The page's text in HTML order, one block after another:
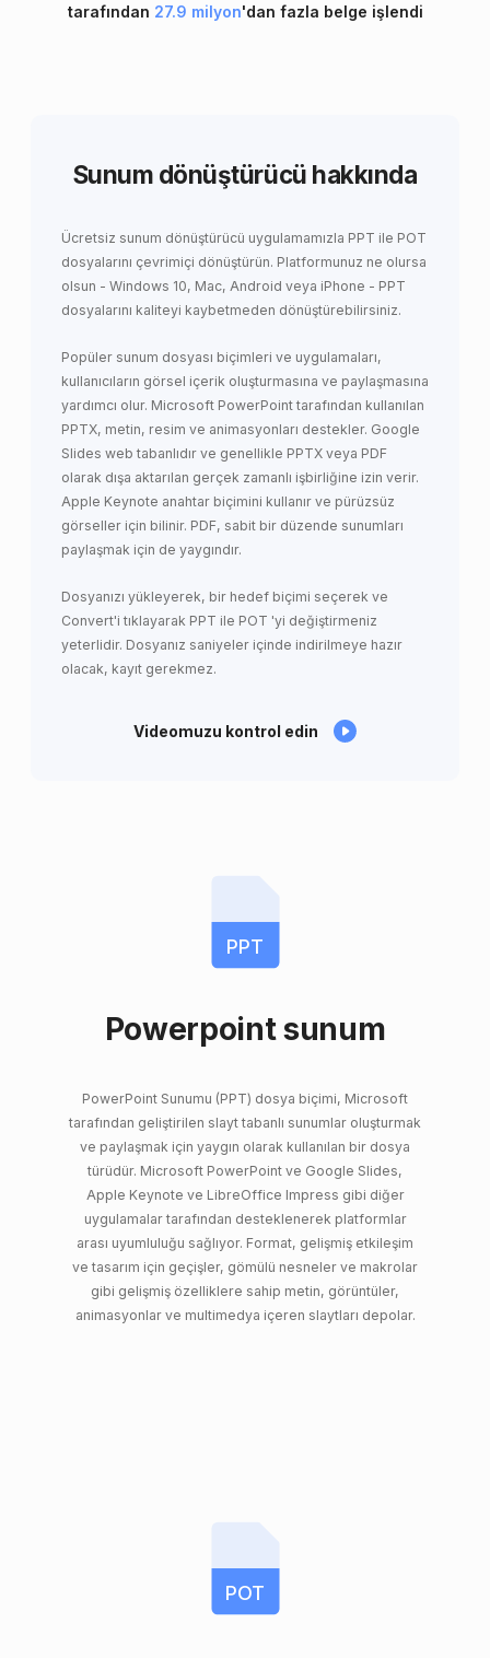
tarafından 27.9 milyon'dan fazla belge işlendi
Sunum dönüştürücü hakkında
Ücretsiz sunum dönüştürücü uygulamamızla PPT ile POT
dosyalarını çevrimiçi dönüştürün. Platformunuz ne olursa
olsun - Windows 10, Mac, Android veya iPhone - PPT
dosyalarını kaliteyi kaybetmeden dönüştürebilirsiniz.
Popüler sunum dosyası biçimleri ve uygulamaları,
kullanıcıların görsel içerik oluşturmasına ve paylaşmasına
yardımcı olur. Microsoft PowerPoint tarafından kullanılan
PPTX, metin, resim ve animasyonları destekler. Google
Slides web tabanlıdır ve genellikle PPTX veya PDF
olarak dışa aktarılan gerçek zamanlı işbirliğine izin verir.
Apple Keynote anahtar biçimini kullanır ve pürüzsüz
görseller için bilinir. PDF, sabit bir düzende sunumları
paylaşmak için de yaygındır.
Dosyanızı yükleyerek, bir hedef biçimi seçerek ve
Convert'i tıklayarak PPT ile POT 'yi değiştirmeniz
yeterlidir. Dosyanız saniyeler içinde indirilmeye hazır
olacak, kayıt gerekmez.
Videomuzu kontrol edin
PPT
Powerpoint sunum
PowerPoint Sunumu (PPT) dosya biçimi, Microsoft
tarafından geliştirilen slayt tabanlı sunumlar oluşturmak
ve paylaşmak için yaygın olarak kullanılan bir dosya
türüdür. Microsoft PowerPoint ve Google Slides,
Apple Keynote ve LibreOffice Impress gibi diğer
uygulamalar tarafından desteklenerek platformlar
arası uyumluluğu sağlıyor. Format, gelişmiş etkileşim
ve tasarım için geçişler, gömülü nesneler ve makrolar
gibi gelişmiş özelliklere sahip metin, görüntüler,
animasyonlar ve multimedya içeren slaytları depolar.
POT